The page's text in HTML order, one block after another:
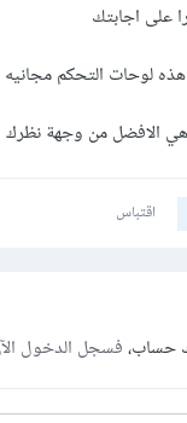
على اجابتك
لوحات التحكم
الافضل من وجهة نظرك
اقتباس
حساب،فسجل الدخول